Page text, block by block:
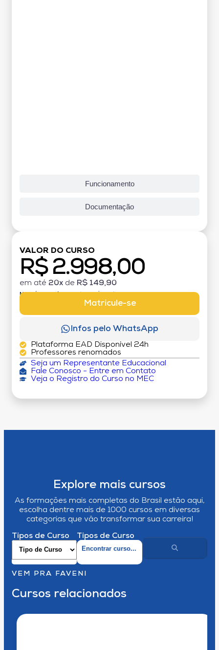
Funcionamento
Documentação
VALOR DO CURSO
R$ 2.998,00
em até 20x de R$ 149,90
MATRÍCULA:
Matricule-se
Infos pelo WhatsApp
Plataforma EAD Disponível 24h
Professores renomados
Seja um Representante Educacional
Fale Conosco - Entre em Contato
Veja o Registro do Curso no MEC
Explore mais cursos
As formações mais completas do Brasil estão aqui,
escolha dentre mais de 1000 cursos em diversas
categorias que vão transformar sua carreira!
Tipos de Curso Tipos de Curso
VEM PRA FAVENI
Cursos relacionados